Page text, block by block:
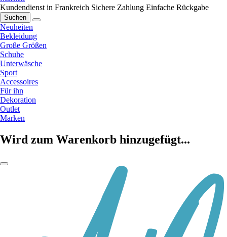
Kundendienst in Frankreich Sichere Zahlung Einfache Rückgabe
Suchen
Neuheiten
Bekleidung
Große Größen
Schuhe
Unterwäsche
Sport
Accessoires
Für ihn
Dekoration
Outlet
Marken
Wird zum Warenkorb hinzugefügt...